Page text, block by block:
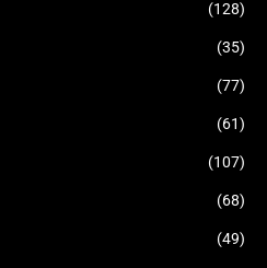
(128)
(35)
(77)
(61)
(107)
(68)
(49)